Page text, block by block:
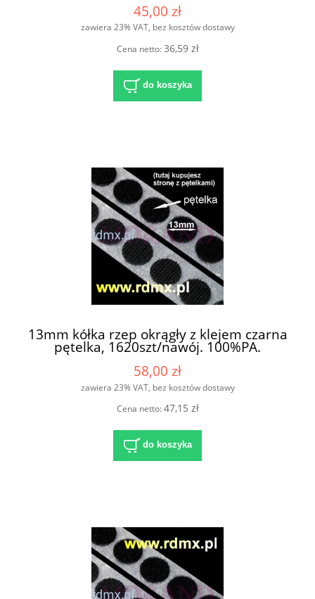
45,00 zł
zawiera 23% VAT, bez kosztów dostawy
Cena netto:36,59 zł
do koszyka
13mm kółka rzep okrągły z klejem czarna
pętelka, 1620szt/nawój. 100%PA.
58,00 zł
zawiera 23% VAT, bez kosztów dostawy
Cena netto:47,15 zł
do koszyka